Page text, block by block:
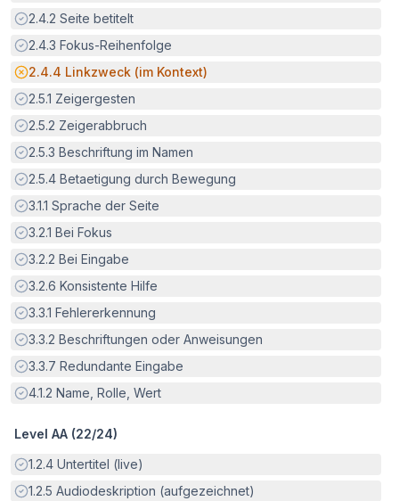
Erfüllt:
2.4.2 Seite betitelt
Erfüllt:
2.4.3 Fokus-Reihenfolge
Potenzielle Barriere:
2.4.4 Linkzweck (im Kontext)
Erfüllt:
2.5.1 Zeigergesten
Erfüllt:
2.5.2 Zeigerabbruch
Erfüllt:
2.5.3 Beschriftung im Namen
Erfüllt:
2.5.4 Betaetigung durch Bewegung
Erfüllt:
3.1.1 Sprache der Seite
Erfüllt:
3.2.1 Bei Fokus
Erfüllt:
3.2.2 Bei Eingabe
Erfüllt:
3.2.6 Konsistente Hilfe
Erfüllt:
3.3.1 Fehlererkennung
Erfüllt:
3.3.2 Beschriftungen oder Anweisungen
Erfüllt:
3.3.7 Redundante Eingabe
Erfüllt:
4.1.2 Name, Rolle, Wert
Level AA (22/24)
Erfüllt:
1.2.4 Untertitel (live)
Erfüllt:
1.2.5 Audiodeskription (aufgezeichnet)